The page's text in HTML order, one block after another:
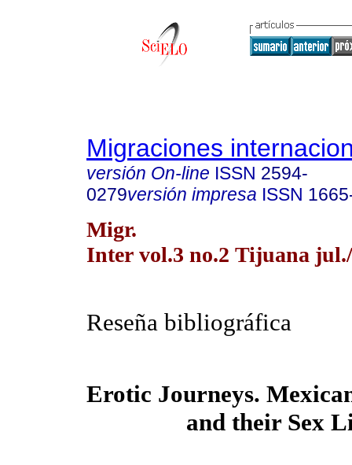
Migraciones
versión On-line ISSN 2594-
0279versión impresa ISSN
Migr.
Inter vol.3 no.2 Tijuana
Reseña bibliográfica
Erotic Journeys.
and their Sex